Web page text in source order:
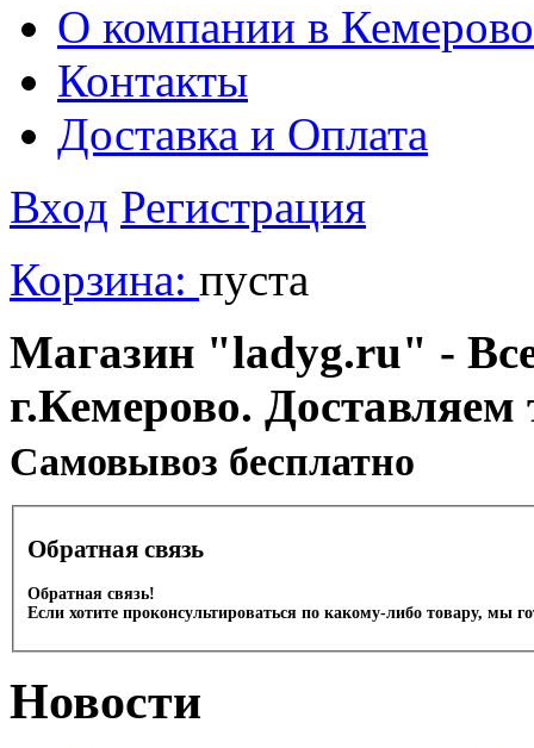
О компании в Кемерово
Контакты
Доставка и Оплата
Вход Регистрация
Корзина: пуста
Магазин "ladyg.ru" -
г.Кемерово.
Cамовывоз бесплатно
Обратная связь
Обратная связь!
Если хотите проконсультироваться по какому-либо товару, мы
Новости